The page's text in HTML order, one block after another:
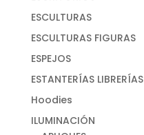
ESCULTURAS
ESCULTURAS FIGURAS
ESPEJOS
ESTANTERÍAS LIBRERÍAS
Hoodies
ILUMINACIÓN